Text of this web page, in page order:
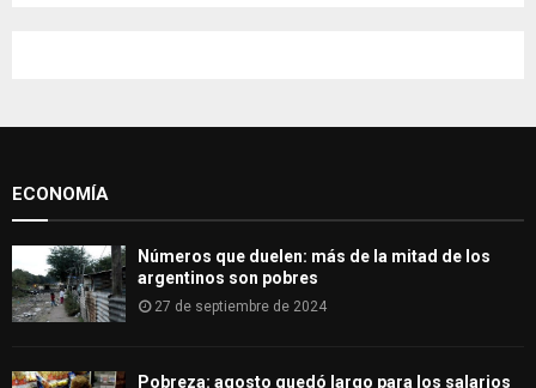
o
H
ECONOMÍA
Números que duelen: más de la mitad de los
argentinos son pobres
27 de septiembre de 2024
Pobreza: agosto quedó largo para los salarios